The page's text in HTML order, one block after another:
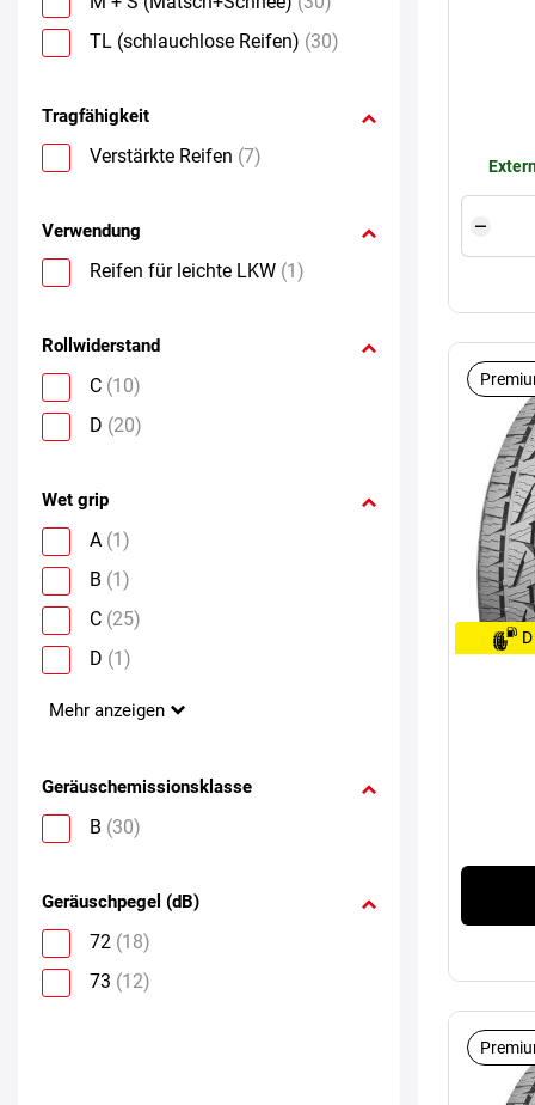
TL (schlauchlose Reifen) (30)
Tragfähigkeit
Verstärkte Reifen (7)
Verwendung
Reifen für leichte LKW (1)
Rollwiderstand
C (10)
D (20)
Wet grip
A (1)
B (1)
C (25)
D (1)
Mehr anzeigen
Geräuschemissionsklasse
B (30)
Geräuschpegel (dB)
72 (18)
73 (12)
D